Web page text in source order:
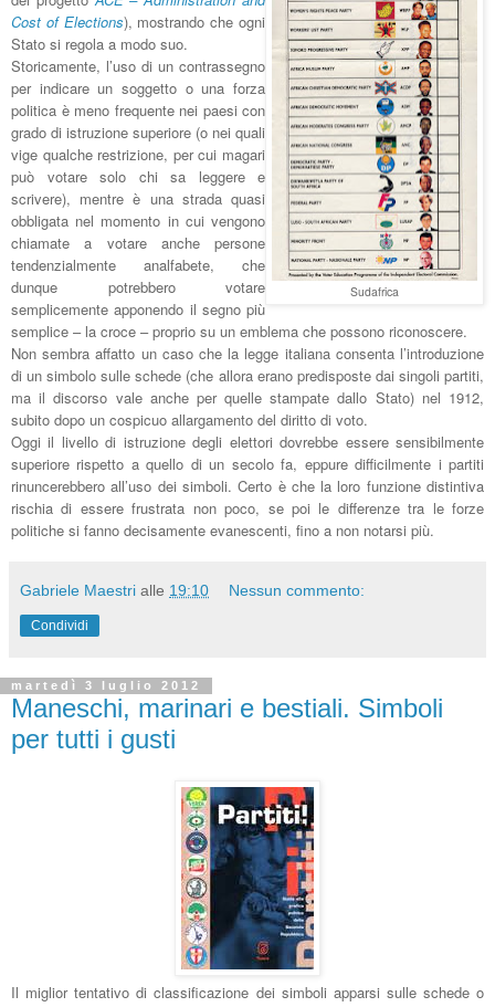
Sudafrica
Cost of Elections), mostrando che ogni
Stato si regola a modo suo.
Storicamente, l’uso di un contrassegno
per indicare un soggetto o una forza
politica è meno frequente nei paesi con
grado di istruzione superiore (o nei quali
vige qualche restrizione, per cui magari
può votare solo chi sa leggere e
scrivere), mentre è una strada quasi
obbligata nel momento in cui vengono
chiamate a votare anche persone
tendenzialmente analfabete, che
dunque potrebbero votare
semplicemente apponendo il segno più
semplice – la croce – proprio su un emblema che possono riconoscere.
Non sembra affatto un caso che la legge italiana consenta l’introduzione
di un simbolo sulle schede (che allora erano predisposte dai singoli partiti,
ma il discorso vale anche per quelle stampate dallo Stato) nel 1912,
subito dopo un cospicuo allargamento del diritto di voto.
Oggi il livello di istruzione degli elettori dovrebbe essere sensibilmente
superiore rispetto a quello di un secolo fa, eppure difficilmente i partiti
rinuncerebbero all’uso dei simboli. Certo è che la loro funzione distintiva
rischia di essere frustrata non poco, se poi le differenze tra le forze
politiche si fanno decisamente evanescenti, fino a non notarsi più.
Gabriele Maestri alle 19:10 Nessun commento:
Condividi
martedì 3 luglio 2012
Maneschi, marinari e bestiali. Simboli
per tutti i gusti
Il miglior tentativo di classificazione dei simboli apparsi sulle schede o